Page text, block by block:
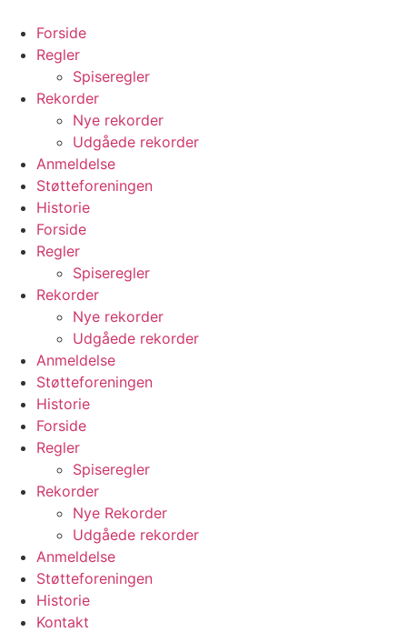
indhold
Forside
Regler
Spiseregler
Rekorder
Nye rekorder
Udgåede rekorder
Anmeldelse
Støtteforeningen
Historie
Forside
Regler
Spiseregler
Rekorder
Nye rekorder
Udgåede rekorder
Anmeldelse
Støtteforeningen
Historie
Forside
Regler
Spiseregler
Rekorder
Nye Rekorder
Udgåede rekorder
Anmeldelse
Støtteforeningen
Historie
Kontakt